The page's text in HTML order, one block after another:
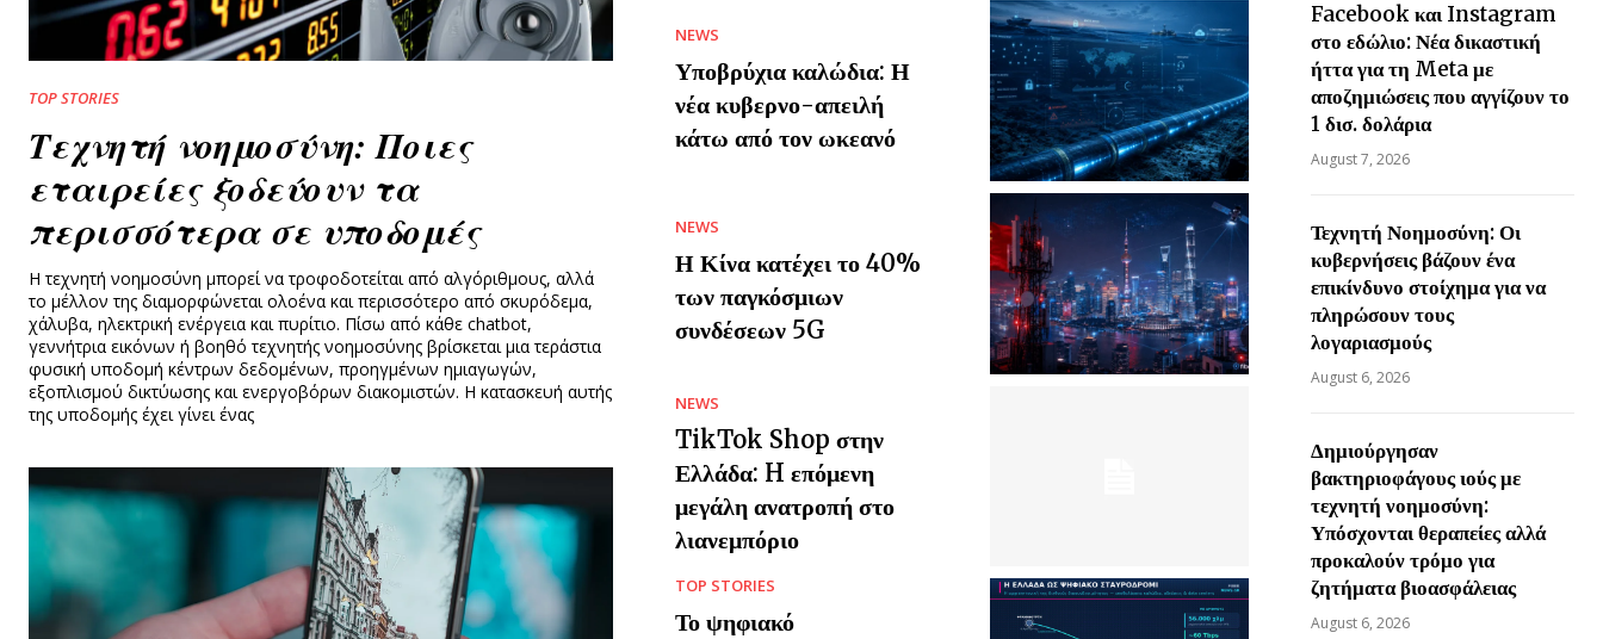
TOP STORIES
Τεχνητή νοημοσύνη: Ποιες
εταιρείες ξοδεύουν τα
περισσότερα σε υποδομές
Η τεχνητή νοημοσύνη μπορεί να τροφοδοτείται από αλγόριθμους, αλλά
το μέλλον της διαμορφώνεται ολοένα και περισσότερο από σκυρόδεμα,
χάλυβα, ηλεκτρική ενέργεια και πυρίτιο. Πίσω από κάθε chatbot,
γεννήτρια εικόνων ή βοηθό τεχνητής νοημοσύνης βρίσκεται μια τεράστια
φυσική υποδομή κέντρων δεδομένων, προηγμένων ημιαγωγών,
εξοπλισμού δικτύωσης και ενεργοβόρων διακομιστών. Η κατασκευή αυτής
της υποδομής έχει γίνει ένας
NEWS
Υποβρύχια καλώδια: Η
νέα κυβερνο-απειλή
κάτω από τον ωκεανό
NEWS
Η Κίνα κατέχει το 40%
των παγκόσμιων
συνδέσεων 5G
NEWS
TikTok Shop στην
Ελλάδα: H επόμενη
μεγάλη ανατροπή στο
λιανεμπόριο
TOP STORIES
Το ψηφιακό
Facebook και Instagram
στο εδώλιο: Νέα δικαστική
ήττα για τη Meta με
αποζημιώσεις που αγγίζουν το
1 δισ. δολάρια
August 7, 2026
Τεχνητή Νοημοσύνη: Οι
κυβερνήσεις βάζουν ένα
επικίνδυνο στοίχημα για να
πληρώσουν τους
λογαριασμούς
August 6, 2026
Δημιούργησαν
βακτηριοφάγους ιούς με
τεχνητή νοημοσύνη:
Υπόσχονται θεραπείες αλλά
προκαλούν τρόμο για
ζητήματα βιοασφάλειας
August 6, 2026